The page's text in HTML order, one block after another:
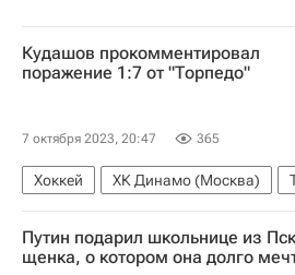
Кудашов прокомментировал
поражение 1:7 от "Торпедо"
7 октября 2023, 20:47 365
Хоккей ХК Динамо (Москва)
Алексей Кудашов
Путин подарил школьнице из
щенка, о котором она долго